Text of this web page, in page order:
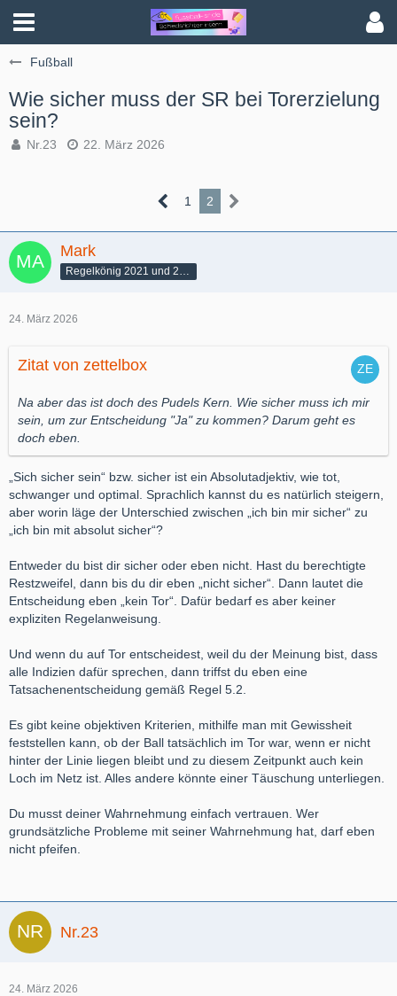
Fußball
Wie sicher muss der SR bei Torerzielung
sein?
Nr.23 22. März 2026
1 2
Mark
24. März 2026
Zitat von zettelbox
Na aber das ist doch des Pudels Kern. Wie sicher muss ich mir
sein, um zur Entscheidung "Ja" zu kommen? Darum geht es
doch eben.
„Sich sicher sein“ bzw. sicher ist ein Absolutadjektiv, wie tot,
schwanger und optimal. Sprachlich kannst du es natürlich steigern,
aber worin läge der Unterschied zwischen „ich bin mir sicher“ zu
„ich bin mit absolut sicher“?
Entweder du bist dir sicher oder eben nicht. Hast du berechtigte
Restzweifel, dann bis du dir eben „nicht sicher“. Dann lautet die
Entscheidung eben „kein Tor“. Dafür bedarf es aber keiner
expliziten Regelanweisung.
Und wenn du auf Tor entscheidest, weil du der Meinung bist, dass
alle Indizien dafür sprechen, dann triffst du eben eine
Tatsachenentscheidung gemäß Regel 5.2.
Es gibt keine objektiven Kriterien, mithilfe man mit Gewissheit
feststellen kann, ob der Ball tatsächlich im Tor war, wenn er nicht
hinter der Linie liegen bleibt und zu diesem Zeitpunkt auch kein
Loch im Netz ist. Alles andere könnte einer Täuschung unterliegen.
Du musst deiner Wahrnehmung einfach vertrauen. Wer
grundsätzliche Probleme mit seiner Wahrnehmung hat, darf eben
nicht pfeifen.
Nr.23
24. März 2026